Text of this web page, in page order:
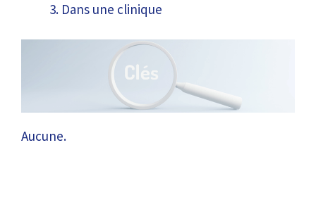
Dans une clinique
Aucune.